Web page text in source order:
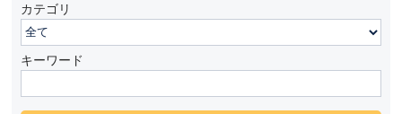
カテゴリ
キーワード